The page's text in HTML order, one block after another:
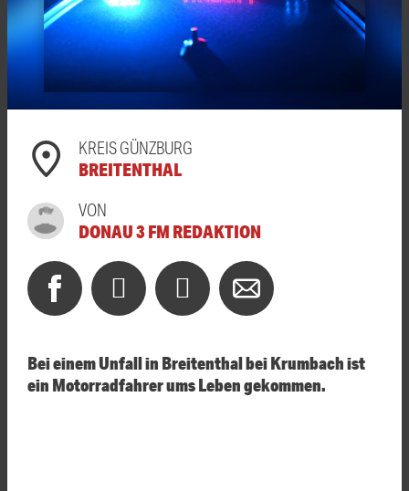
KREIS GÜNZBURG
BREITENTHAL
VON
DONAU 3 FM REDAKTION
Bei einem Unfall in Breitenthal bei Krumbach ist
ein Motorradfahrer ums Leben gekommen.